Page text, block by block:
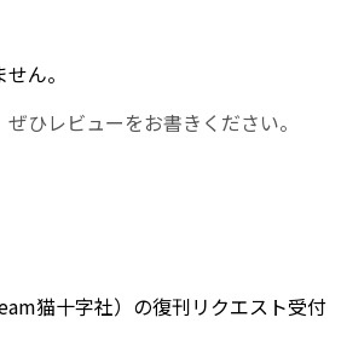
ん。
ひレビューをお書きください。
猫十字社）の復刊リクエスト受付